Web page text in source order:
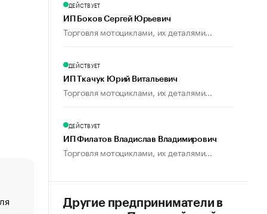
«От спорта тело стареет иначе». Как живет глава
ДЕЙСТВУЕТ
ИП Боков Сергей Юрьевич
Торговля мотоциклами, их деталями...
ДЕЙСТВУЕТ
ИП Ткачук Юрий Витальевич
Торговля мотоциклами, их деталями...
ДЕЙСТВУЕТ
ИП Филатов Владислав Владимирович
Торговля мотоциклами, их деталями...
Другие предприниматели в